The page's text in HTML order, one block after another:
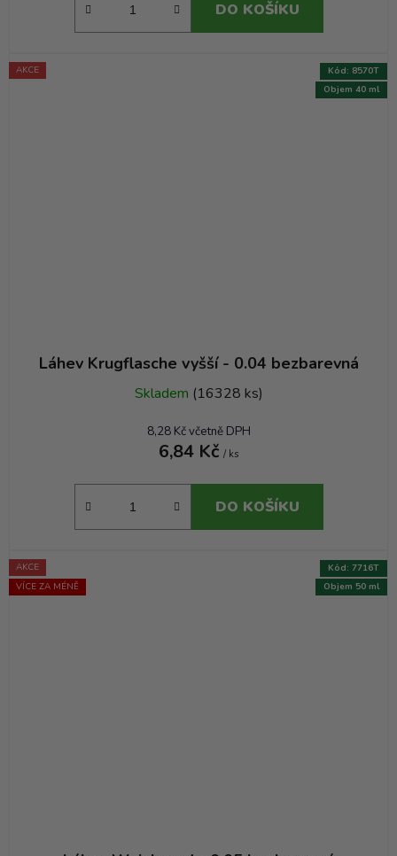
DO KOŠÍKU
AKCE
Láhev Krugflasche vyšší - 0.04 bezbarevná
Skladem (16328 ks)
8,28 Kč včetně DPH
6,84 Kč / ks
DO KOŠÍKU
Objem 40 ml
Kód: 8570T
AKCE
VÍCE ZA MÉNĚ
Objem 50 ml
Kód: 7716T